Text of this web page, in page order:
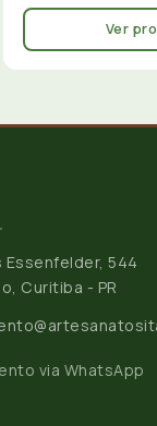
Ver
Essenfelder, 544
Curitiba - PR
via WhatsApp